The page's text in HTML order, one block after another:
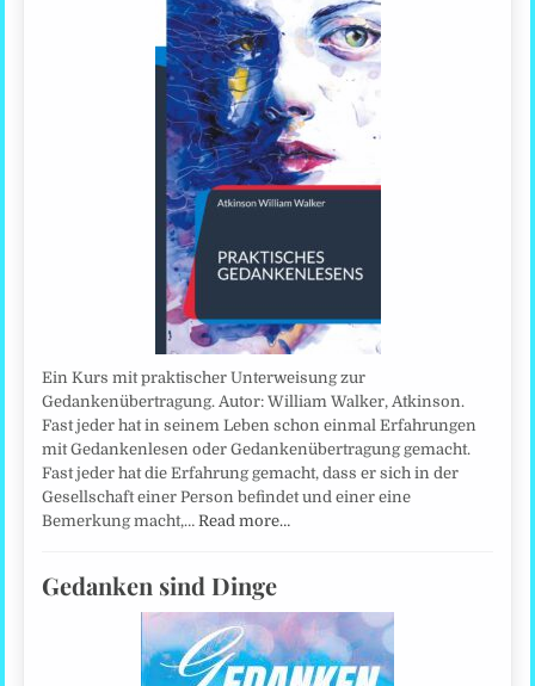
Ein Kurs mit praktischer Unterweisung zur
Gedankenübertragung. Autor: William Walker, Atkinson.
Fast jeder hat in seinem Leben schon einmal Erfahrungen
mit Gedankenlesen oder Gedankenübertragung gemacht.
Fast jeder hat die Erfahrung gemacht, dass er sich in der
Gesellschaft einer Person befindet und einer eine
Bemerkung macht,…Read more…
Gedanken sind Dinge